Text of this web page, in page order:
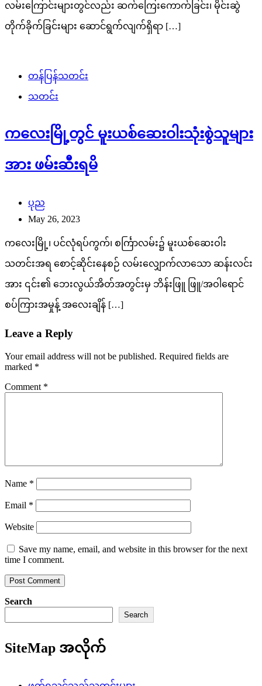
လမ်းကြောင်းများတွင်လည်း ဆက်ကြေးကောက်ခြင်း၊ မိုင်းဆွဲ
တိုက်ခိုက်ခြင်းများ ဆောင်ရွက်လျက်ရှိရာ […]
တန်ပြန်သတင်း
သတင်း
ကလေးမြို့တွင် မူးယစ်ဆေးဝါးသုံးစွဲသူများ
အား ဖမ်းဆီးရမိ
ပုည
May 26, 2023
ကလေးမြို့၊ ပင်လုံရပ်ကွက်၊ စင်္ကြာလမ်း၌ မူးယစ်ဆေးဝါး
သတင်းအရ စောင့်ဆိုင်းနေစဉ် လမ်းလျှောက်လာသော ဆန်းလင်း
အား ၎င်း၏ ဘေးလွယ်အိတ်အတွင်းမှ ဘိန်းဖြူ ဖြူ/အဝါရောင်
စပ်ကြားအမှုန့် အလေးချိန် […]
Leave a Reply
Your email address will not be published. Required fields are
marked *
Comment *
Name *
Email *
Website
Save my name, email, and website in this browser for the next
time I comment.
Search
Search
SiteMap အလိုက်